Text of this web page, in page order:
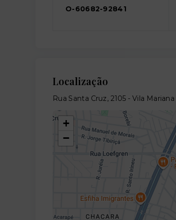
O-60682-92841
Localização
Rua Santa Cruz, 2105 - Vila
+
−